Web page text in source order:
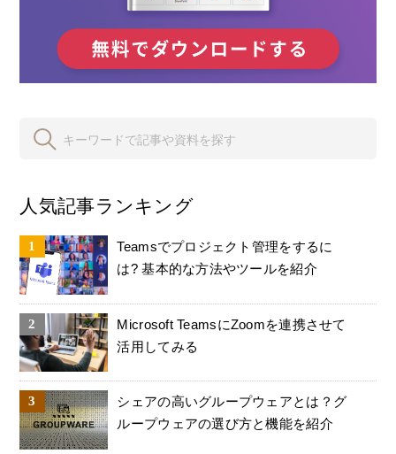
人気記事ランキング
Teamsでプロジェクト管理をするに
は? 基本的な方法やツールを紹介
Microsoft TeamsにZoomを連携させて
活用してみる
シェアの高いグループウェアとは？グ
ループウェアの選び方と機能を紹介